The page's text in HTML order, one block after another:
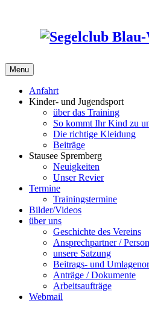
Menu
Anfahrt
Kinder- und Jugendsport
über das Training
So kommt Ihr Kind zu
Die richtige Kleidung
Beiträge
Stausee Spremberg
Neuigkeiten
Unser Revier
Termine
Trainingstermine
Bilder/Videos
über uns
Geschichte des Vereins
Ansprechpartner /
unsere Satzung
Beitrags- und
Anträge / Dokumente
Arbeitsaufträge
Webmail